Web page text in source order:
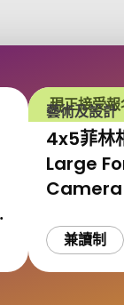
現正接受報
藝術及設計
4x5菲林
Large
兼讀制